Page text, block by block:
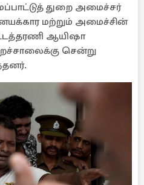
துறை அமைச்சர்
மற்றும் அமைச்சின்
ஆயிஷா
சென்று